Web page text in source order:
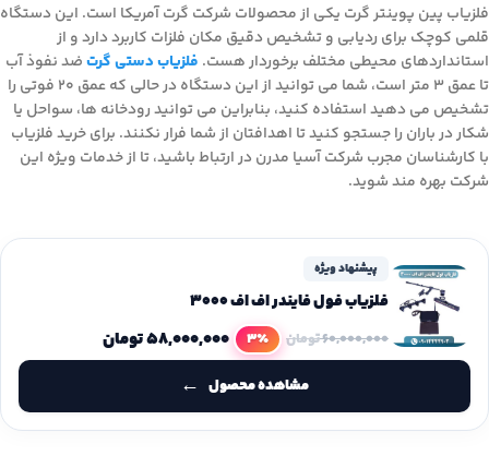
فلزیاب پین پوینتر گرت یکی از محصولات شرکت گرت آمریکا است. این دستگاه
قلمی کوچک برای ردیابی و تشخیص دقیق مکان فلزات کاربرد دارد و از
استانداردهای محیطی مختلف برخوردار هست. فلزیاب دستی گرتضد نفوذ آب
تا عمق ۳ متر است، شما می توانید از این دستگاه در حالی که عمق ۲۰ فوتی را
تشخیص می دهید استفاده کنید، بنابراین می توانید رودخانه ها، سواحل یا
شکار در باران را جستجو کنید تا اهدافتان از شما فرار نکنند. برای خرید فلزیاب
با کارشناسان مجرب شرکت آسیا مدرن در ارتباط باشید، تا از خدمات ویژه این
شرکت بهره مند شوید.
پیشنهاد ویژه
فلزیاب فول فایندر اف اف 3000
۶۰,۰۰۰,۰۰۰تومان 3٪ ۵۸,۰۰۰,۰۰۰تومان
مشاهده محصول